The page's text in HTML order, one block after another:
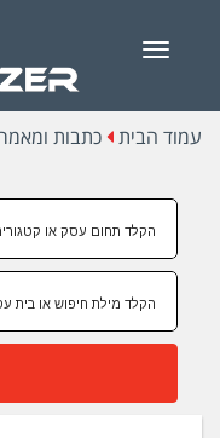
Menu
עמוד הבית כתבות